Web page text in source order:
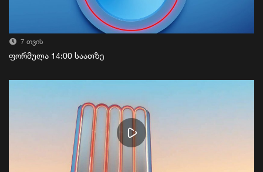
7 თვის
ფორმულა 14:00 საათზე